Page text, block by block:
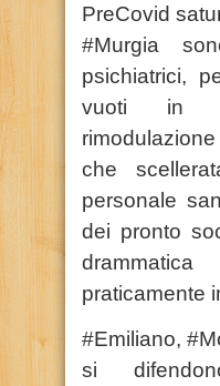
PreCovid
#Murgia
psichiatrici,
vuoti in
che
personale
dei pronto
praticamente
#Emiliano,
si